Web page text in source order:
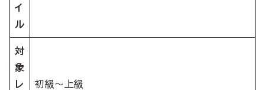
イ
ル
対
象
レ
初級〜上級